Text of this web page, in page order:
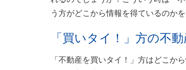
う方がどこから情報を得ているのか
「買いタイ！」方の不
「不動産を買いタイ！」方はどこか